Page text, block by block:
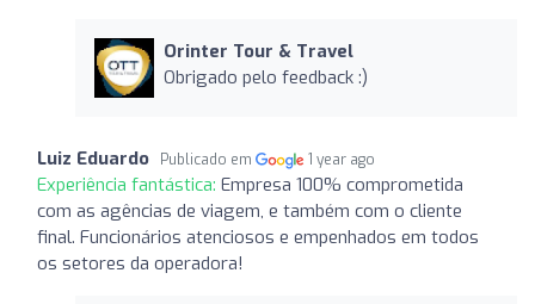
Orinter Tour & Travel
Obrigado pelo feedback :)
Luiz Eduardo Publicado em 1 year ago
Experiência fantástica: Empresa 100% comprometida
com as agências de viagem, e também com o cliente
final. Funcionários atenciosos e empenhados em todos
os setores da operadora!